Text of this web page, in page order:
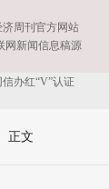
济周刊官方网站
网新闻信息稿源
办红“V”认证
正文